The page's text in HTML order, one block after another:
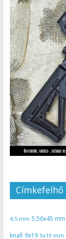
Címkefelhő
4,5 mm 5,56x45 mm
knall 9x19 9x19 mm